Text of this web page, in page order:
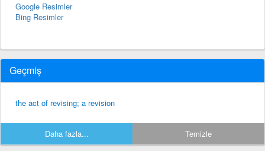
Google Resimler
Bing Resimler
Geçmiş
the act of revising; a revision
Daha fazla... Temizle